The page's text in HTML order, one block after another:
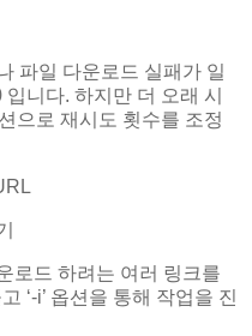
파일 다운로드 실패가 일
니다. 하지만 더 오래 시
으로 재시도 횟수를 조정
로드 하려는 여러 링크를
‘-i’ 옵션을 통해 작업을 진